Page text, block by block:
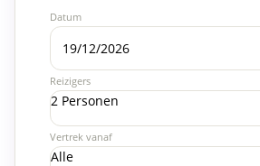
Reizigers
2 Personen
Vertrek vanaf
Alle
Datum